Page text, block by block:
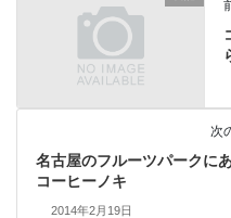
次
名古屋のフルーツパークに
コーヒーノキ
2014年2月19日